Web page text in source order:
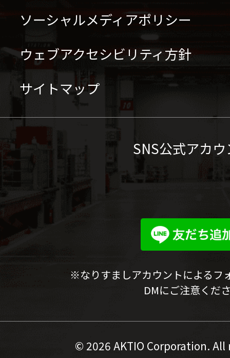
ソーシャルメディアポリシー
ウェブアクセシビリティ方針
サイトマップ
SNS公式アカ
※なりすましアカウントによるフ
DMにご注意くだ
© 2026 AKTIO Corporation.